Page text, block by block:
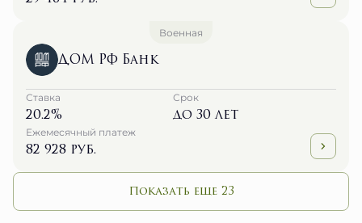
Ставка
20.2% до 30 лет
Ежемесячный платеж
82 928 руб.